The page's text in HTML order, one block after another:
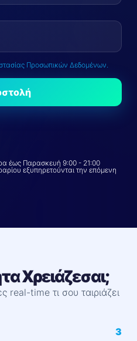
Προσωπικών Δεδομένων.
έως Παρασκευή 9:00 - 21:00
εξυπηρετούνται την επόμενη
Χρειάζεσαι;
real-time τι σου ταιριάζει
3